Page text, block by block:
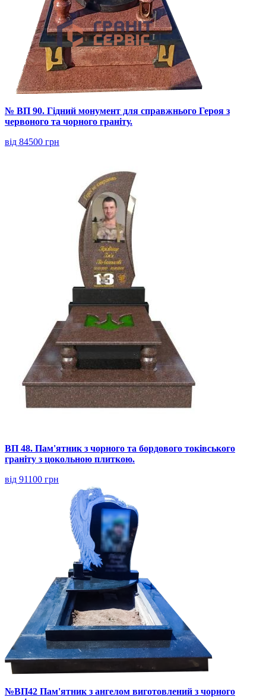
№ ВП 90. Гідний монумент для справжнього Героя з
червоного та чорного граніту.
від 84500 грн
ВП 48. Пам'ятник з чорного та бордового токівського
граніту з цокольною плиткою.
від 91100 грн
№ВП42 Пам'ятник з ангелом виготовлений з чорного